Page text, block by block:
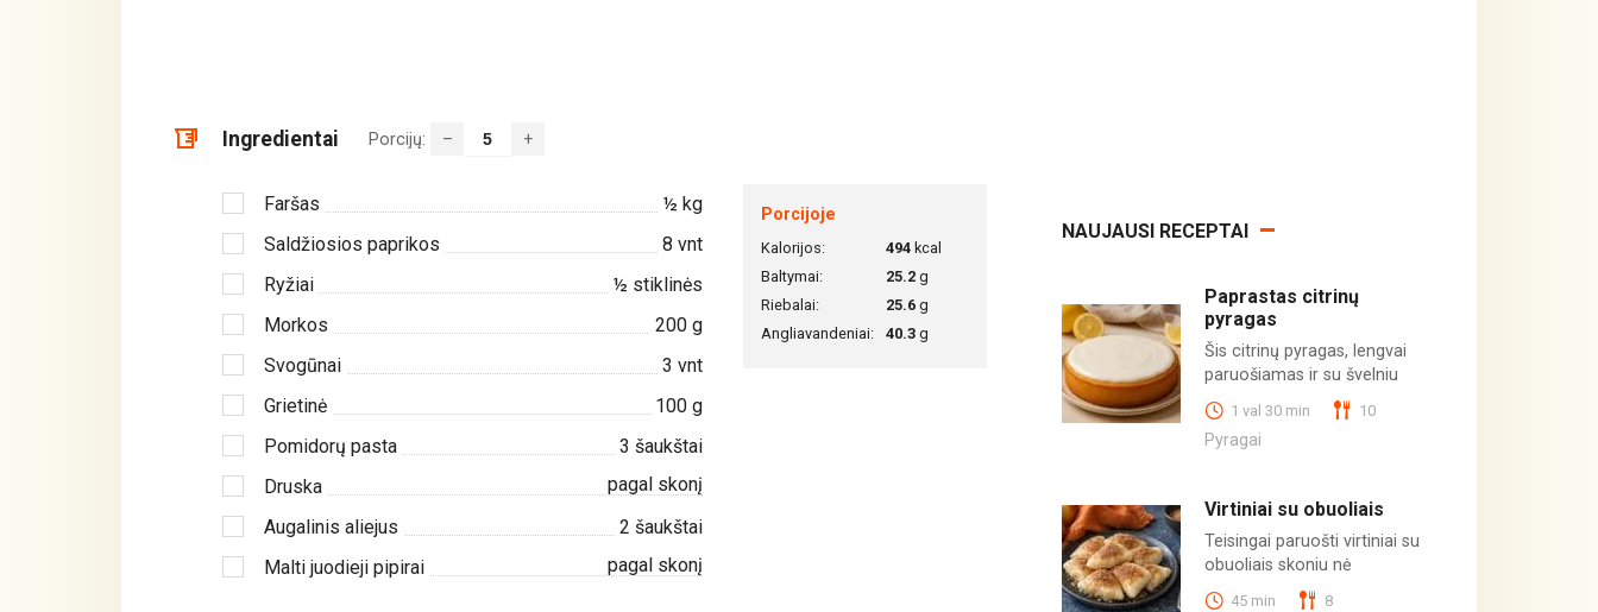
Ingredientai Porcijų: – +
Faršas ½ kg
Saldžiosios paprikos
8 vnt
Ryžiai
½ stiklinės
Morkos
200g
Svogūnai
3 vnt
Grietinė
100g
Pomidorų pasta
3 šaukštai
Druska
pagal skonį
Augalinis aliejus
2 šaukštai
Malti juodieji pipirai
pagal skonį
Porcijoje
Kalorijos: 494kcal
Baltymai:
25.2g
Riebalai:
25.6g
Angliavandeniai:
40.3g
NAUJAUSI RECEPTAI
Paprastas citrinų
pyragas
Šis citrinų pyragas, lengvai
paruošiamas ir su švelniu
1 val 30 min 10
Pyragai
Virtiniai su obuoliais
Teisingai paruošti virtiniai su
obuoliais skoniu nė
45 min 8